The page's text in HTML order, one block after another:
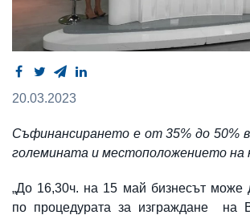
20.03.2023
Съфинансирането е от 35% до 50%
големината и местоположението на
„До 16,30ч. на 15 май бизнесът може
по процедурата за изграждане на